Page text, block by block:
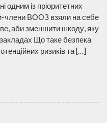
одним із пріоритетних
члени ВООЗ взяли на себе
аби зменшити шкоду, яку
Що таке безпека
ризиків та […]